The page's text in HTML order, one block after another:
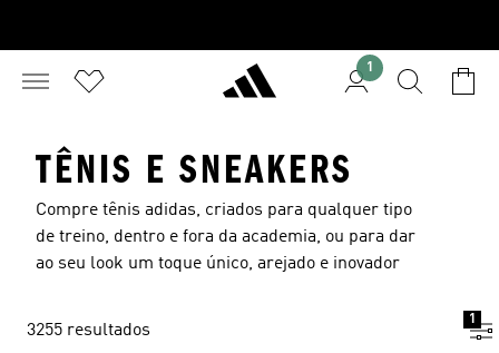
1
TÊNIS E SNEAKERS
Compre tênis adidas, criados para qualquer tipo
de treino, dentro e fora da academia, ou para dar
ao seu look um toque único, arejado e inovador
3255 resultados
1